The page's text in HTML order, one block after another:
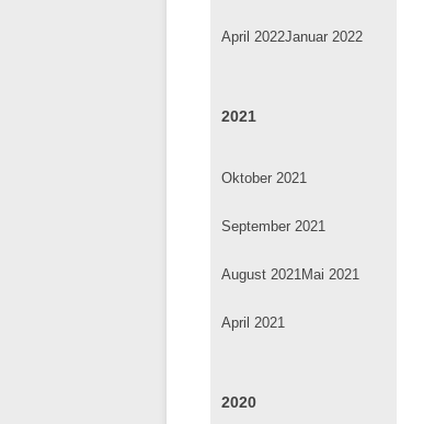
April 2022Januar 2022
2021
Oktober 2021
September 2021
August 2021Mai 2021
April 2021
2020